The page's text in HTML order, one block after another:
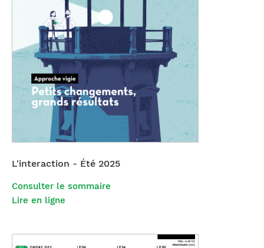
L'interaction - Été 2025
Consulter le sommaire
Lire en ligne